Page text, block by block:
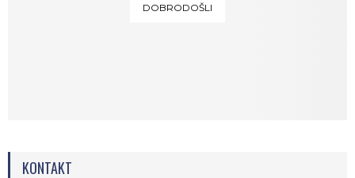
DOBRODOŠLI
KONTAKT